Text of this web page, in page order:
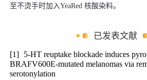
至不烫手时加入YeaRed 核酸染料。
已发表文献
[1] 5-HT reuptake blockade induces
BRAFV600E-mutated melanomas via
serotonylation